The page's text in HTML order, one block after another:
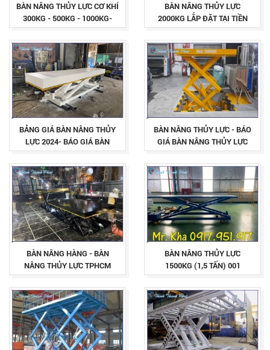
BÀN NÂNG THỦY LỰC CƠ KHÍ
300KG - 500KG - 1000KG-
HÀNG NHẬP KHẨU CHÍNH
HÃNG GIÁ TÔT
BÀN NÂNG THỦY LỰC
2000KG LẮP ĐẶT TẠI TIỀN
GIANG - BÁO GIÁ BÀN NÂNG
TỐT NHẤT THỊ TRƯỜNG
BẢNG GIÁ BÀN NÂNG THỦY
LỰC 2024- BÁO GIÁ BÀN
NÂNG TÔT NHẤT THỊ
TRƯỜNG
BÀN NÂNG THỦY LỰC - BÁO
GIÁ BÀN NÂNG THỦY LỰC
2024
BÀN NÂNG HÀNG - BÀN
NÂNG THỦY LỰC TPHCM
BÀN NÂNG THỦY LỰC
1500KG (1,5 TẤN) 001